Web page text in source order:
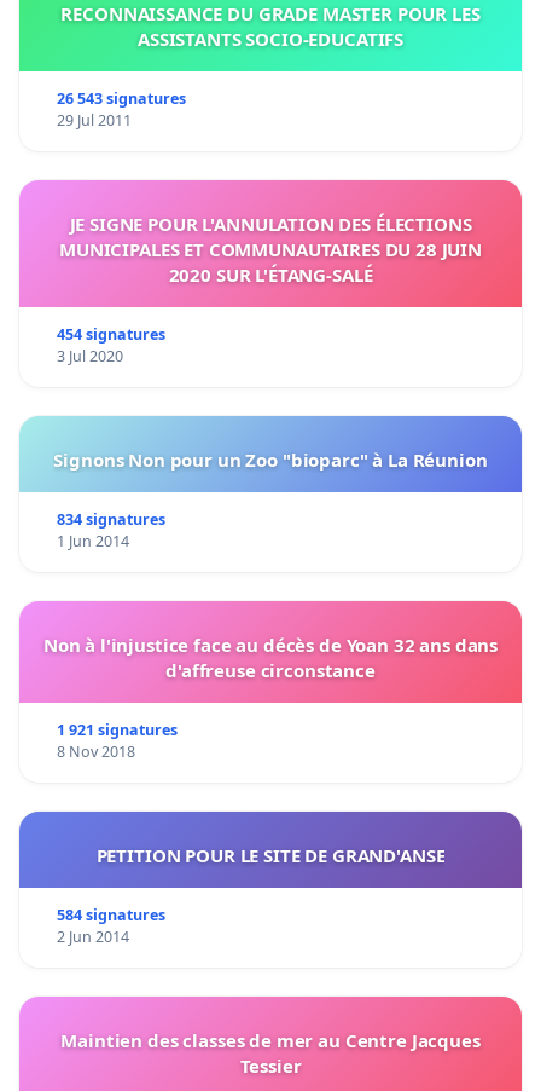
RECONNAISSANCE DU GRADE MASTER POUR LES
ASSISTANTS SOCIO-EDUCATIFS
26 543 signatures
29 Jul 2011
JE SIGNE POUR L'ANNULATION DES ÉLECTIONS
MUNICIPALES ET COMMUNAUTAIRES DU 28 JUIN
2020 SUR L'ÉTANG-SALÉ
454 signatures
3 Jul 2020
Signons Non pour un Zoo "bioparc" à La Réunion
834 signatures
1 Jun 2014
Non à l'injustice face au décès de Yoan 32 ans dans
d'affreuse circonstance
1 921 signatures
8 Nov 2018
PETITION POUR LE SITE DE GRAND'ANSE
584 signatures
2 Jun 2014
Maintien des classes de mer au Centre Jacques
Tessier